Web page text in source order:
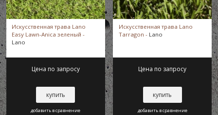
Искусственная трава Lano
Easy Lawn-Anica зеленый -
Lano
Цена по запросу
купить
добавить в сравнение
Искусственная трава Lano
Tarragon - Lano
Цена по запросу
купить
добавить в сравнение